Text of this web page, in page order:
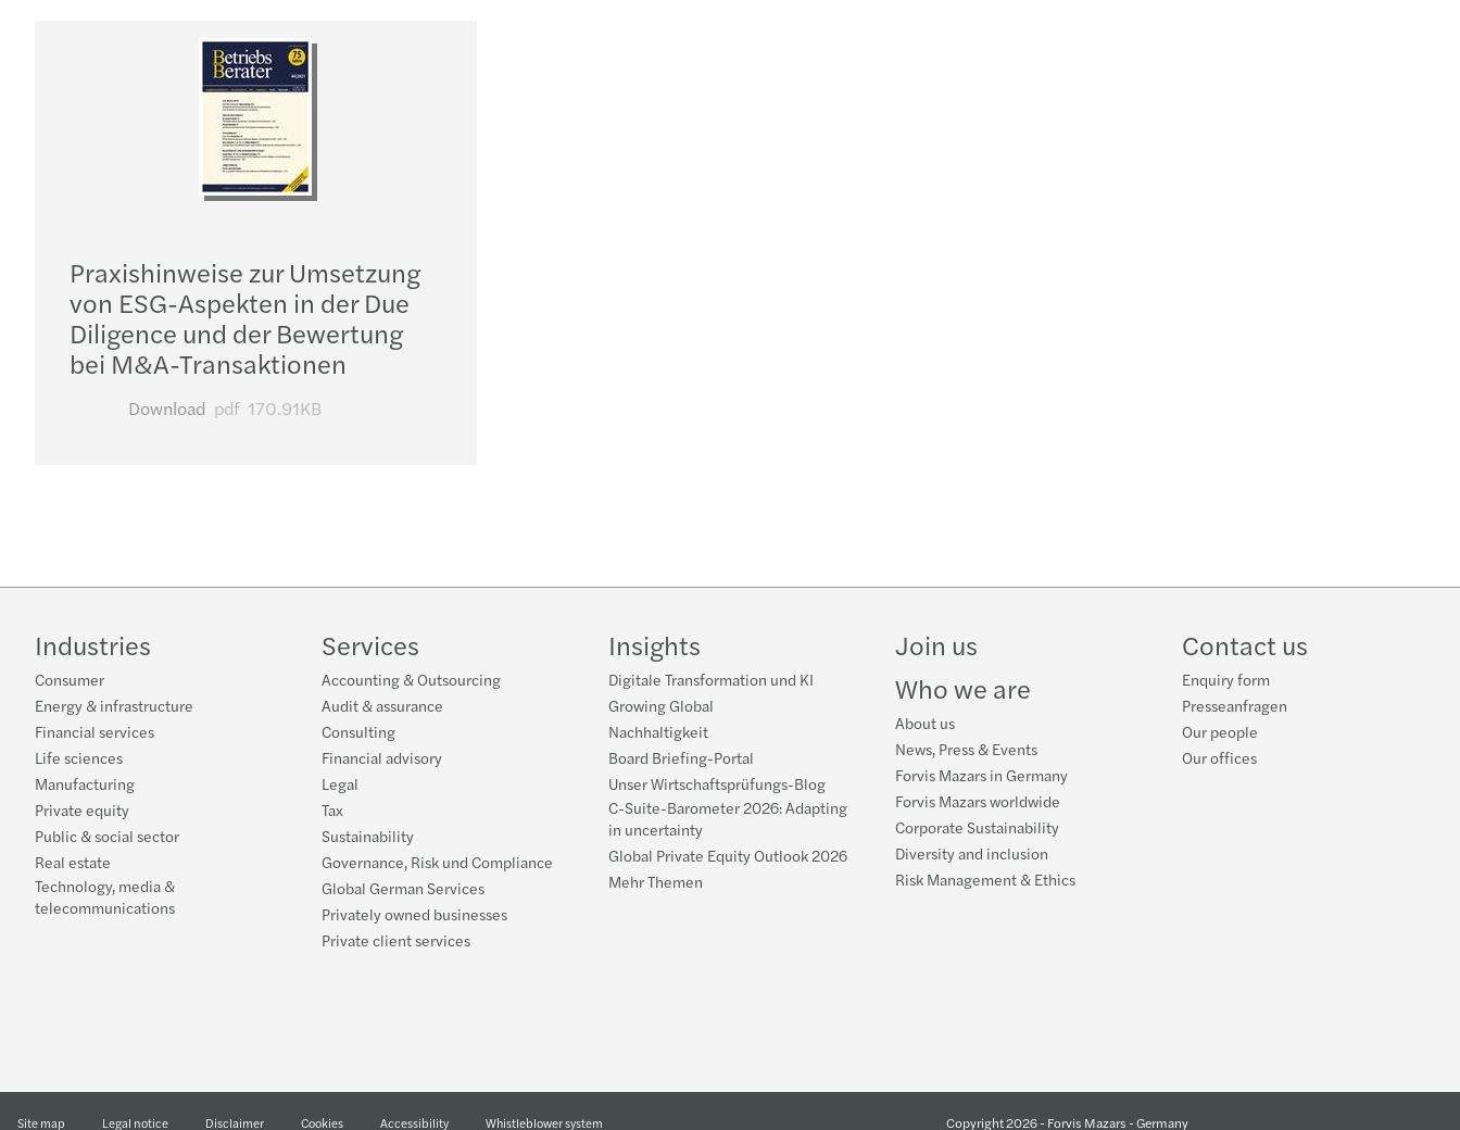
Praxishinweise zur Umsetzung
von ESG-Aspekten in der Due
Diligence und der Bewertung
bei M&A-Transaktionen
Download pdf 170.91KB
Industries
Consumer
Energy & infrastructure
Financial services
Life sciences
Manufacturing
Private equity
Public & social sector
Real estate
Technology, media &
telecommunications
Services
Accounting & Outsourcing
Audit & assurance
Consulting
Financial advisory
Legal
Tax
Sustainability
Governance, Risk und Compliance
Global German Services
Privately owned businesses
Private client services
Insights
Digitale Transformation und KI
Growing Global
Nachhaltigkeit
Board Briefing-Portal
Unser Wirtschaftsprüfungs-Blog
C-Suite-Barometer 2026: Adapting
in uncertainty
Global Private Equity Outlook 2026
Mehr Themen
Join us
Who we are
About us
News, Press & Events
Forvis Mazars in Germany
Forvis Mazars worldwide
Corporate Sustainability
Diversity and inclusion
Risk Management & Ethics
Contact us
Enquiry form
Presseanfragen
Our people
Our offices
Site map Legal notice Disclaimer Cookies Accessibility Whistleblower system Copyright 2026 - Forvis Mazars - Germany